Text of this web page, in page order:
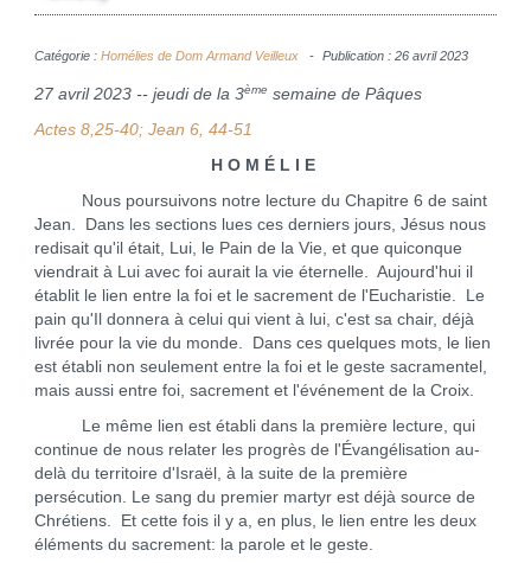
Catégorie : Homélies de Dom Armand Veilleux Publication : 26 avril 2023
27 avril 2023 -- jeudi de la 3ème semaine de Pâques
Actes 8,25-40; Jean 6, 44-51
H O M É L I E
Nous poursuivons notre lecture du Chapitre 6 de saint
Jean. Dans les sections lues ces derniers jours, Jésus nous
redisait qu'il était, Lui, le Pain de la Vie, et que quiconque
viendrait à Lui avec foi aurait la vie éternelle. Aujourd'hui il
établit le lien entre la foi et le sacrement de l'Eucharistie. Le
pain qu'Il donnera à celui qui vient à lui, c'est sa chair, déjà
livrée pour la vie du monde. Dans ces quelques mots, le lien
est établi non seulement entre la foi et le geste sacramentel,
mais aussi entre foi, sacrement et l'événement de la Croix.
Le même lien est établi dans la première lecture, qui
continue de nous relater les progrès de l'Évangélisation au-
delà du territoire d'Israël, à la suite de la première
persécution. Le sang du premier martyr est déjà source de
Chrétiens. Et cette fois il y a, en plus, le lien entre les deux
éléments du sacrement: la parole et le geste.